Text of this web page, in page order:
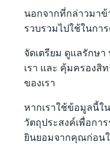
นอกจากที่กล่าวมาข้
รวบรวมไปใช้ในกา
จัดเตรียม ดูแลรักษ
เรา และ คุ้มครองสิ
ของเรา
หากเราใช้ข้อมูลนี้
วัตถุประสงค์เพื่อกา
ยินยอมจากคุณก่อน